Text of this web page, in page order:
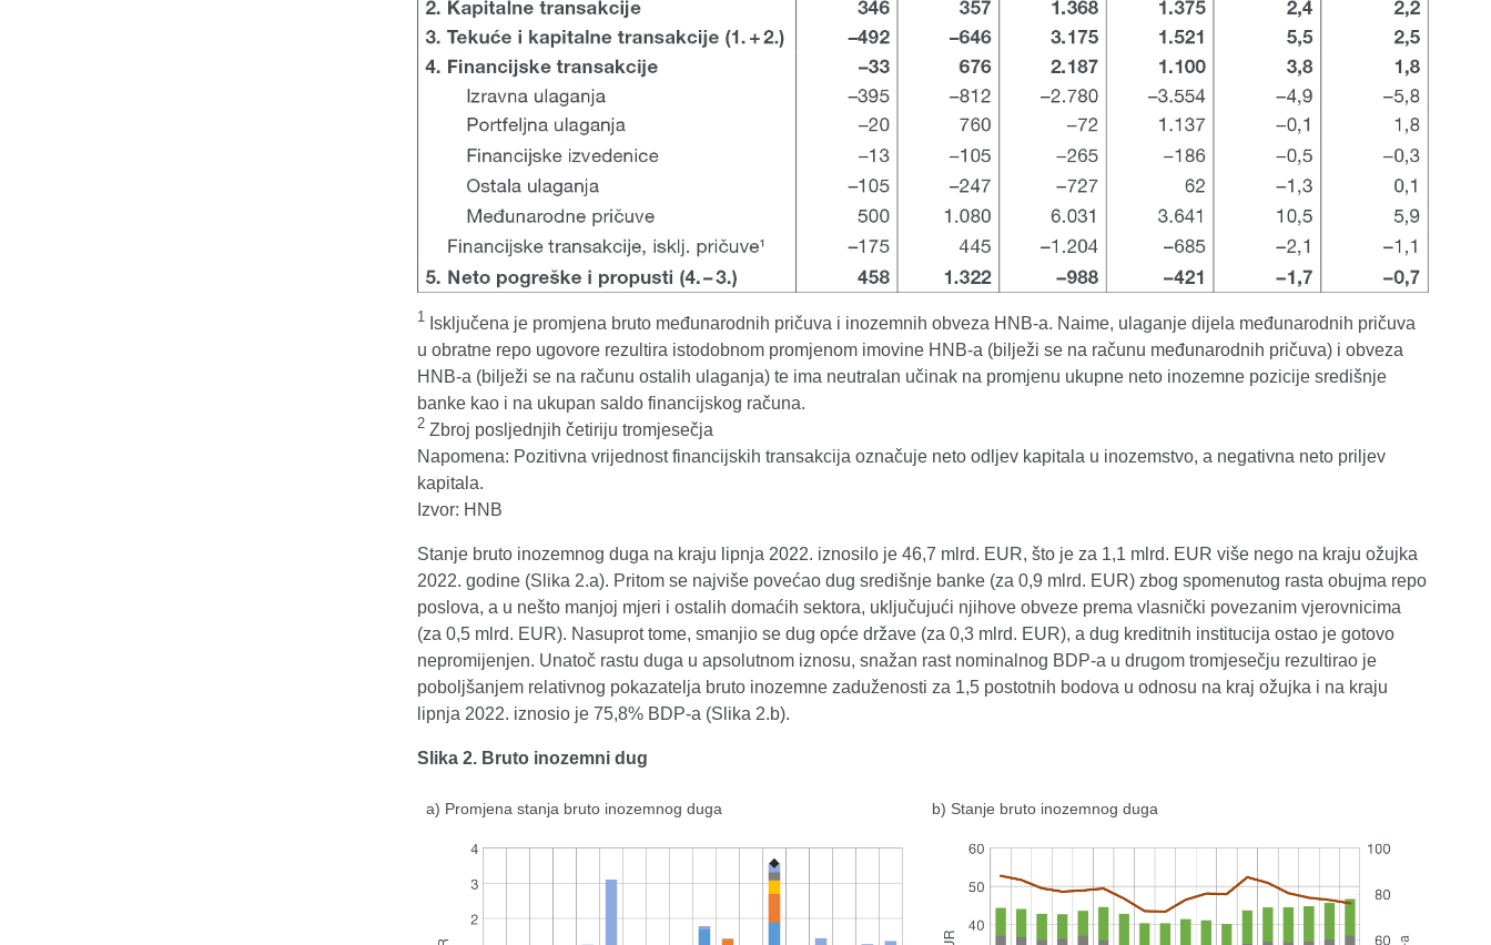
1 Isključena je promjena bruto međunarodnih pričuva i inozemnih obveza HNB-a. Naime, ulaganje dijela međunarodnih pričuva
u obratne repo ugovore rezultira istodobnom promjenom imovine HNB-a (bilježi se na računu međunarodnih pričuva) i obveza
HNB-a (bilježi se na računu ostalih ulaganja) te ima neutralan učinak na promjenu ukupne neto inozemne pozicije središnje
banke kao i na ukupan saldo financijskog računa.
2 Zbroj posljednjih četiriju tromjesečja
Napomena: Pozitivna vrijednost financijskih transakcija označuje neto odljev kapitala u inozemstvo, a negativna neto priljev
kapitala.
Izvor: HNB
Stanje bruto inozemnog duga na kraju lipnja 2022. iznosilo je 46,7 mlrd. EUR, što je za 1,1 mlrd. EUR više nego na kraju ožujka
2022. godine (Slika 2.a). Pritom se najviše povećao dug središnje banke (za 0,9 mlrd. EUR) zbog spomenutog rasta obujma repo
poslova, a u nešto manjoj mjeri i ostalih domaćih sektora, uključujući njihove obveze prema vlasnički povezanim vjerovnicima
(za 0,5 mlrd. EUR). Nasuprot tome, smanjio se dug opće države (za 0,3 mlrd. EUR), a dug kreditnih institucija ostao je gotovo
nepromijenjen. Unatoč rastu duga u apsolutnom iznosu, snažan rast nominalnog BDP-a u drugom tromjesečju rezultirao je
poboljšanjem relativnog pokazatelja bruto inozemne zaduženosti za 1,5 postotnih bodova u odnosu na kraj ožujka i na kraju
lipnja 2022. iznosio je 75,8% BDP-a (Slika 2.b).
Slika 2. Bruto inozemni dug
a) Promjena stanja bruto inozemnog duga b) Stanje bruto inozemnog duga